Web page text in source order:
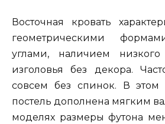
Восточная кровать
геометрическими
углами, наличием низкого
изголовья без декора.
совсем без спинок. В этом
постель дополнена мягким
моделях размеры футона